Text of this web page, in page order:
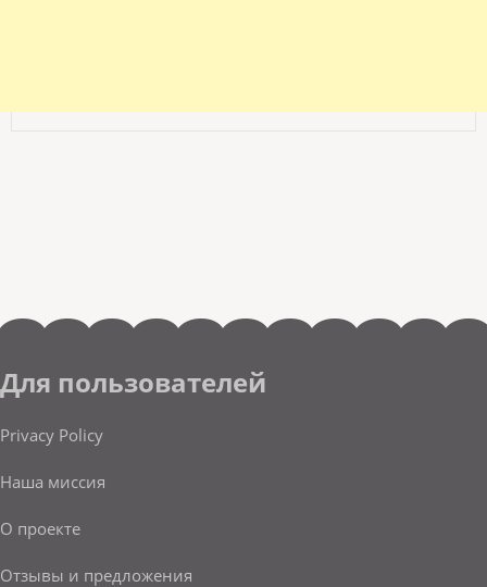
Для пользователей
Privacy Policy
Наша миссия
О проекте
Отзывы и предложения